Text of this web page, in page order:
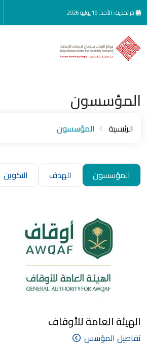
تجاوز إلى المحتوى الرئيسي
آخر تحديث: الأحد, 19 يوليو 2026
المؤسسون
الرئيسية المؤسسون
المؤسسون الهدف التكوين
الهيئة العامة للأوقاف
تفاصيل المؤسس